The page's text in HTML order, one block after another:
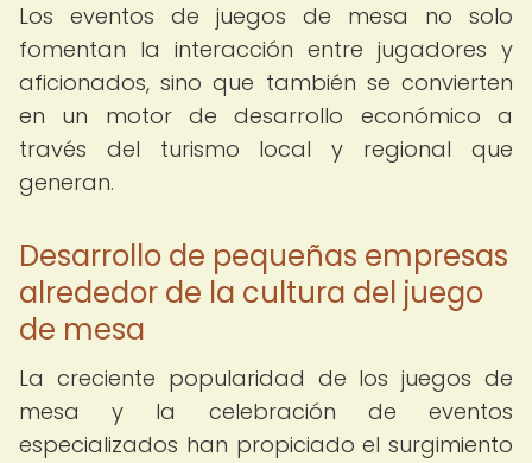
Los eventos de juegos de mesa no solo
fomentan la interacción entre jugadores y
aficionados, sino que también se convierten
en un motor de desarrollo económico a
través del turismo local y regional que
generan.
Desarrollo de pequeñas empresas
alrededor de la cultura del juego
de mesa
La creciente popularidad de los juegos de
mesa y la celebración de eventos
especializados han propiciado el surgimiento